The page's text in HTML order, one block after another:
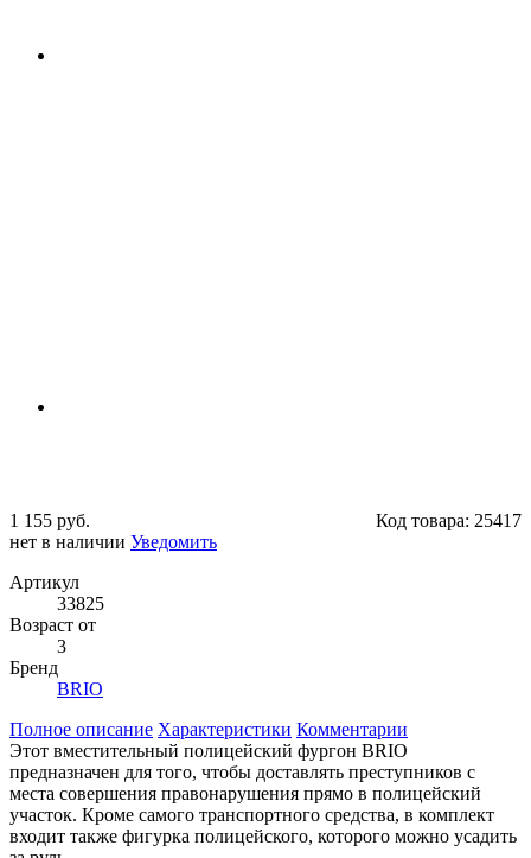
1 155 руб. Код товара: 25417
нет в наличии Уведомить
Артикул
33825
Возраст от
3
Бренд
BRIO
Полное описание Характеристики Комментарии
Этот вместительный полицейский фургон BRIO
предназначен для того, чтобы доставлять преступников с
места совершения правонарушения прямо в полицейский
участок. Кроме самого транспортного средства, в комплект
входит также фигурка полицейского, которого можно усадить